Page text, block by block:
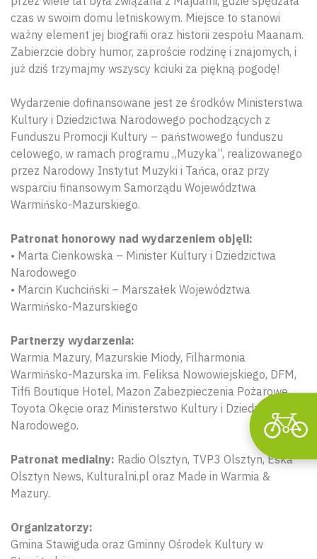
czas w swoim domu letniskowym. Miejsce to stanowi
ważny element jej biografii oraz historii zespołu Maanam.
Zabierzcie dobry humor, zaproście rodzinę i znajomych, i
już dziś trzymajmy wszyscy kciuki za piękną pogodę!
Wydarzenie dofinansowane jest ze środków Ministerstwa
Kultury i Dziedzictwa Narodowego pochodzących z
Funduszu Promocji Kultury – państwowego funduszu
celowego, w ramach programu „Muzyka”, realizowanego
przez Narodowy Instytut Muzyki i Tańca, oraz przy
wsparciu finansowym Samorządu Województwa
Warmińsko-Mazurskiego.
Patronat honorowy nad wydarzeniem objęli:
• Marta Cienkowska – Minister Kultury i Dziedzictwa
Narodowego
• Marcin Kuchciński – Marszałek Województwa
Warmińsko-Mazurskiego
Partnerzy wydarzenia:
Warmia Mazury, Mazurskie Miody, Filharmonia
Warmińsko-Mazurska im. Feliksa Nowowiejskiego, DFM,
Tiffi Boutique Hotel, Mazon Zabezpieczenia Pożarowe,
Toyota Okęcie oraz Ministerstwo Kultury i Dziedzictwa
Narodowego.
Patronat medialny: Radio Olsztyn, TVP3 Olsztyn, Eska
Olsztyn News, Kulturalni.pl oraz Made in Warmia &
Mazury.
Organizatorzy:
Gmina Stawiguda oraz Gminny Ośrodek Kultury w